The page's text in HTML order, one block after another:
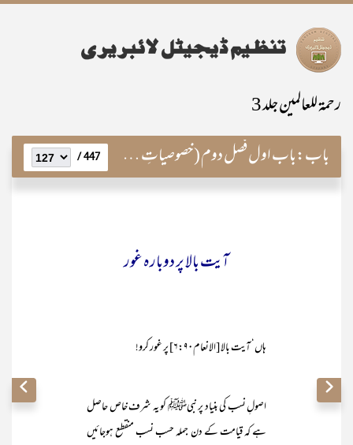
رحمۃ للعالمین جلد 3
باب:باب اول فصل دوم (خصوصیاتِ رسالت) 447 /
آیت بالا پر دوبارہ غور
ہاں‘ آیت بالا [الانعام۶:۹۰] پر غور کرو!
اصولِ نسب کی بنیاد پر نبیﷺ کو یہ شرف خاص حاصل
ہے کہ قیامت کے دن جملہ حسب نسب منقطع ہوجائیں